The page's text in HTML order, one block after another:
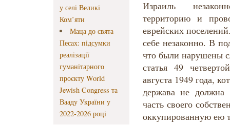
у селі Великі
Ком’яти
Маца до свята
Песах: підсумки
реалізації
гуманітарного
проєкту World
Jewish Congress та
Вааду України у
2022-2026 році
Израиль
территорию и
еврейских
себе незаконно. В
что были нарушены
статья 49
августа 1949 года,
держава не должна
часть своего
оккупированную ею